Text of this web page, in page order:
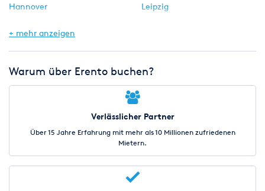
Hannover
Leipzig
+ mehr anzeigen
Warum über Erento buchen?
Verlässlicher Partner
Über 15 Jahre Erfahrung mit mehr als 10 Millionen zufriedenen
Mietern.